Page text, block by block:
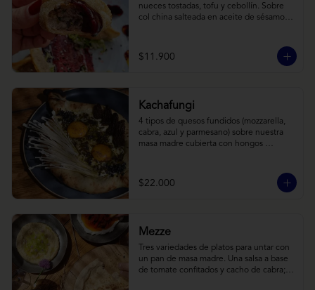
nueces tostadas, tofu y cebollín. Sobre
col china salteada en aceite de sésamo,
$11.900
Kachafungi
4 tipos de quesos fundidos (mozzarella,
cabra, azul y parmesano) sobre nuestra
masa madre cubierta con hongos
frescas y pequeños toques de
chimichurri.
$22.000
Mezze
Tres variedades de platos para untar con
un pan de masa madre. Una salsa a base
de tomate confitados y cacho de cabra;